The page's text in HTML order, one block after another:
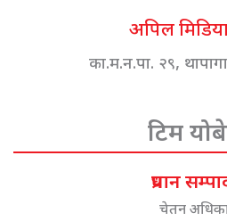
अपिल मिडिया
का.म.न.पा. २९,
टिम
प्रधान
चेतन